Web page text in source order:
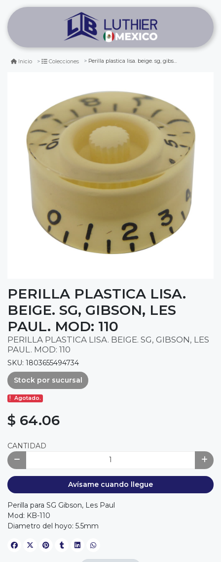
Inicio Colecciones Perilla plastica lisa. beige. sg, gibson, les paul. mod: 110
PERILLA PLASTICA LISA.
BEIGE. SG, GIBSON, LES
PAUL. MOD: 110
PERILLA PLASTICA LISA. BEIGE. SG, GIBSON, LES
PAUL. MOD: 110
SKU: 1803655494734
Stock por sucursal
Agotado.
$ 64.06
CANTIDAD
Avísame cuando llegue
Perilla para SG Gibson, Les Paul
Mod: KB-110
Diametro del hoyo: 5.5mm